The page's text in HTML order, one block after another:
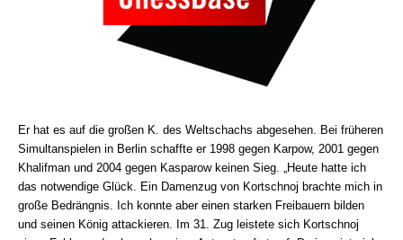
Er hat es auf die großen K. des Weltschachs abgesehen. Bei früheren
Simultanspielen in Berlin schaffte er 1998 gegen Karpow, 2001 gegen
Khalifman und 2004 gegen Kasparow keinen Sieg. „Heute hatte ich
das notwendige Glück. Ein Damenzug von Kortschnoj brachte mich in
große Bedrängnis. Ich konnte aber einen starken Freibauern bilden
und seinen König attackieren. Im 31. Zug leistete sich Kortschnoj